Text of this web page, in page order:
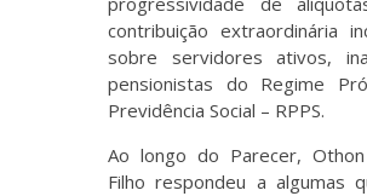
contribuição extraordinária
sobre servidores ativos,
pensionistas do Regime
Previdência Social – RPPS.
Ao longo do Parecer, Othon
Filho respondeu a algumas